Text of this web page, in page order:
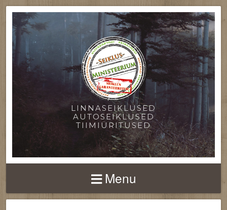
LINNASEIKLUSED
AUTOSEIKLUSED
TIIMIÜRITUSED
Menu